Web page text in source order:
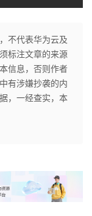
不代表华为云及
标注文章的来源
信息，否则作者
有涉嫌抄袭的内
，一经查实，本